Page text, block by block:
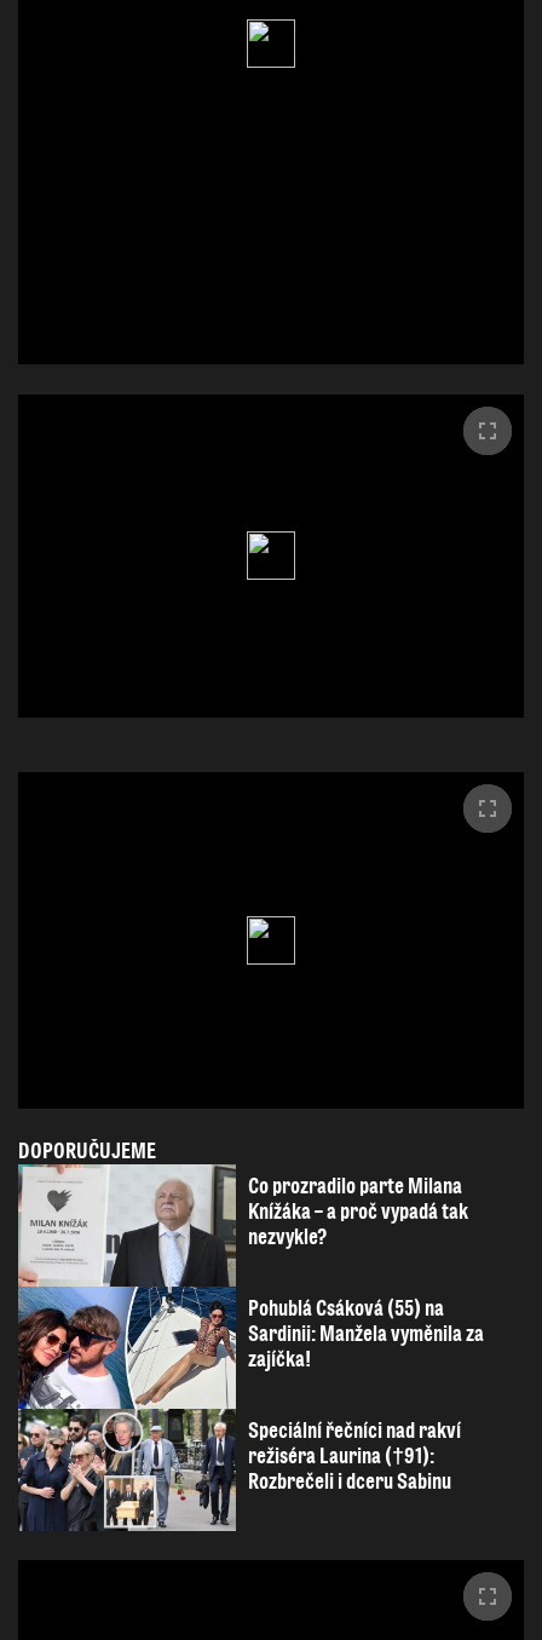
DOPORUČUJEME
Co prozradilo parte Milana
Knížáka – a proč vypadá tak
nezvykle?
Pohublá Csáková (55) na
Sardinii: Manžela vyměnila za
zajíčka!
Speciální řečníci nad rakví
režiséra Laurina (†91):
Rozbrečeli i dceru Sabinu